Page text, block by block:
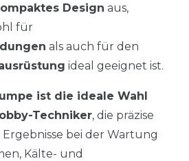
Design aus,
für
als auch für den
ideal geeignet ist.
ist die ideale Wahl
Techniker, die präzise
bei der Wartung
Kälte- und